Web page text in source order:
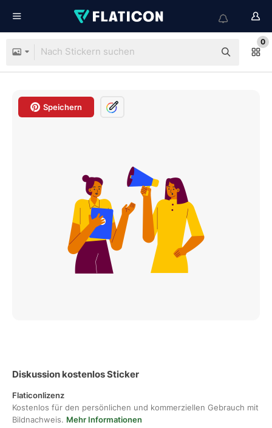
0
Speichern
Diskussion kostenlos Sticker
Flaticonlizenz
Kostenlos für den persönlichen und kommerziellen Gebrauch mit
Bildnachweis. Mehr Informationen